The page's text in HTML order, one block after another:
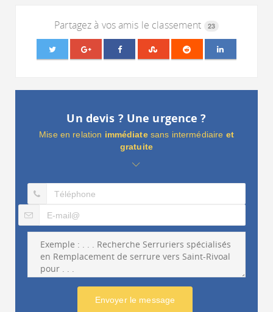
Partagez à vos amis le classement 23
Un devis ? Une urgence ?
Mise en relation immédiatesans intermédiaire et
gratuite
Envoyer le message